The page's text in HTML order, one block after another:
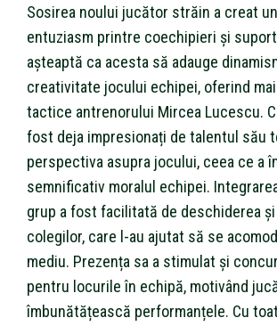
Sosirea noului jucător străin a creat
entuziasm printre coechipieri și
așteaptă ca acesta să adauge
creativitate jocului echipei, oferind
tactice antrenorului Mircea Lucescu.
fost deja impresionați de talentul său
perspectiva asupra jocului, ceea ce a
semnificativ moralul echipei.
grup a fost facilitată de deschiderea și
colegilor, care l-au ajutat să se
mediu. Prezența sa a stimulat și
pentru locurile în echipă, motivând
îmbunătățească performanțele. Cu